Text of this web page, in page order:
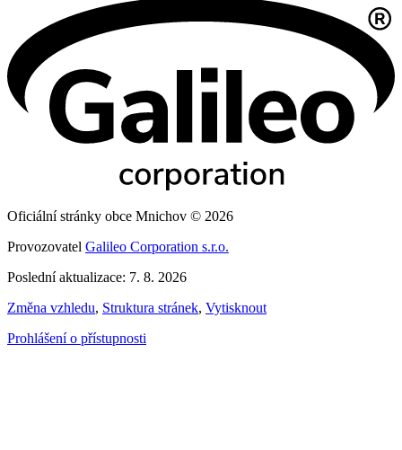
Oficiální stránky obce Mnichov © 2026
Provozovatel Galileo Corporation s.r.o.
Poslední aktualizace: 7. 8. 2026
Změna vzhledu, Struktura stránek, Vytisknout
Prohlášení o přístupnosti